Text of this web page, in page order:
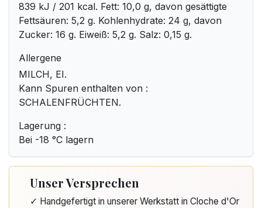
839 kJ / 201 kcal. Fett: 10,0 g, davon gesättigte
Fettsäuren: 5,2 g. Kohlenhydrate: 24 g, davon
Zucker: 16 g. Eiweiß: 5,2 g. Salz: 0,15 g.
Allergene
MILCH, EI.
Kann Spuren enthalten von :
SCHALENFRÜCHTEN.
Lagerung :
Bei -18 °C lagern
Unser Versprechen
✓ Handgefertigt in unserer Werkstatt in Cloche d'Or